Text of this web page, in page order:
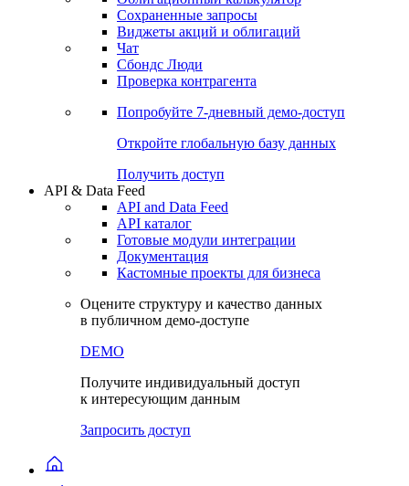
Сохраненные запросы
Виджеты акций и облигаций
Чат
Сбондс Люди
Проверка контрагента
Попробуйте 7-дневный демо-доступ
Откройте глобальную базу данных
Получить доступ
API & Data Feed
API and Data Feed
API каталог
Готовые модули интеграции
Документация
Кастомные проекты для бизнеса
Оцените структуру и качество данных
в публичном демо-доступе
DEMO
Получите индивидуальный доступ
к интересующим данным
Запросить доступ